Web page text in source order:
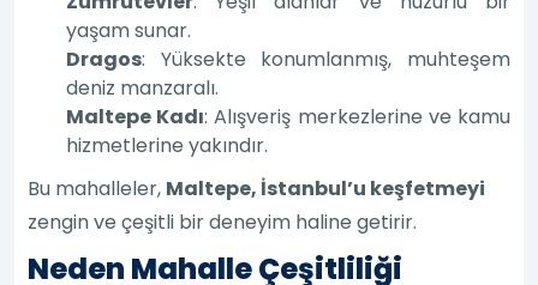
yaşam sunar.
Dragos: Yüksekte konumlanmış, muhteşem
deniz manzaralı.
Maltepe Kadı: Alışveriş merkezlerine ve kamu
hizmetlerine yakındır.
Bu mahalleler, Maltepe, İstanbul’u keşfetmeyi
zengin ve çeşitli bir deneyim haline getirir.
Neden Mahalle Çeşitliliği